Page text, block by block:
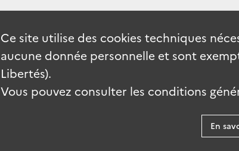
Ce site utilise des cookies techniques
aucune donnée personnelle et sont
Libertés).
Vous pouvez consulter les conditions
En